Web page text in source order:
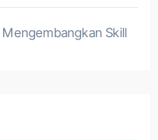
Skill